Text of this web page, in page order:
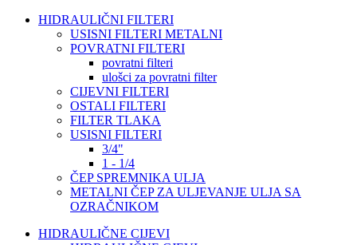
HIDRAULIČNI FILTERI
USISNI FILTERI METALNI
POVRATNI FILTERI
povratni filteri
ulošci za povratni filter
CIJEVNI FILTERI
OSTALI FILTERI
FILTER TLAKA
USISNI FILTERI
3/4"
1 - 1/4
ČEP SPREMNIKA ULJA
METALNI ČEP ZA ULJEVANJE ULJA SA
OZRAČNIKOM
HIDRAULIČNE CIJEVI